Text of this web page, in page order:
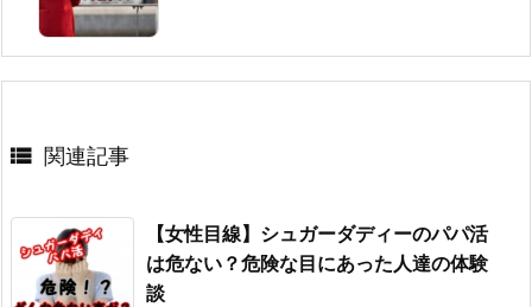
 関連記事
【女性目線】シュガーダディーのパパ活
は危ない？危険な目にあった人達の体験
談